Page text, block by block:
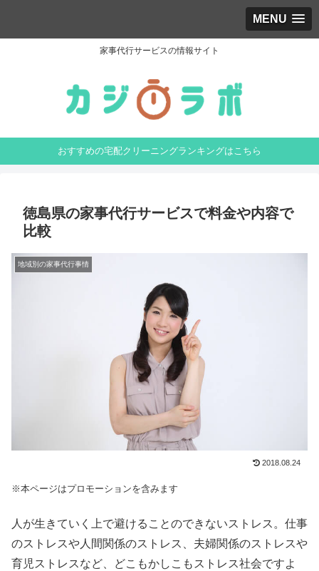
MENU
家事代行サービスの情報サイト
おすすめの宅配クリーニングランキングはこちら
徳島県の家事代行サービスで料金や内容で
比較
地域別の家事代行事情
2018.08.24
※本ページはプロモーションを含みます
人が生きていく上で避けることのできないストレス。仕事
のストレスや人間関係のストレス、夫婦関係のストレスや
育児ストレスなど、どこもかしこもストレス社会ですよ